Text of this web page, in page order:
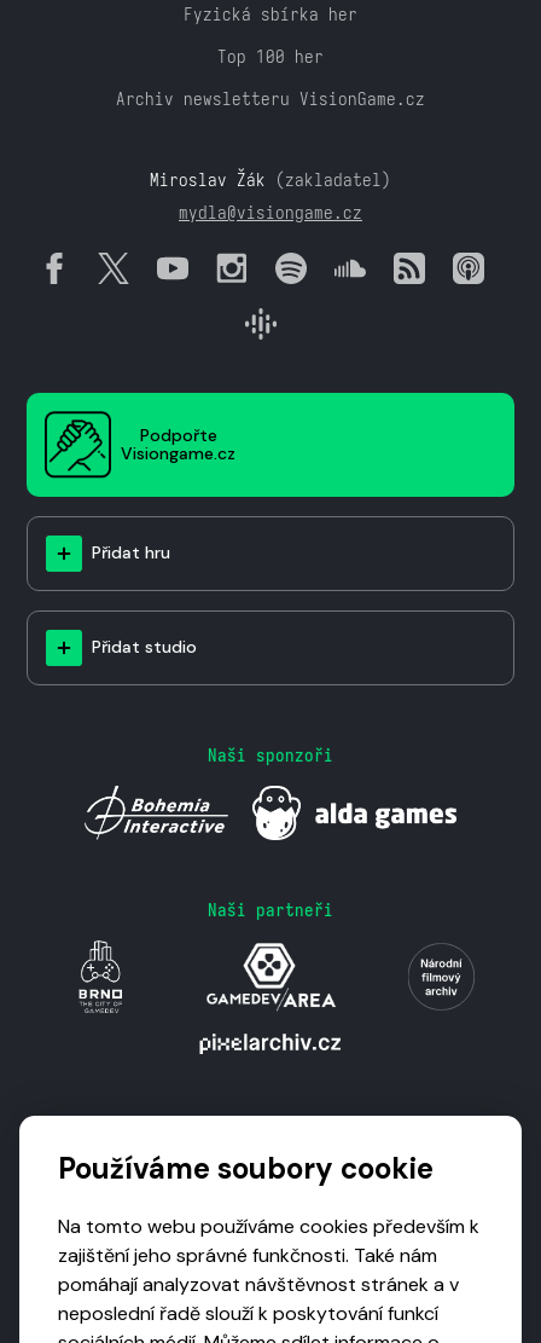
Fyzická sbírka her
Top 100 her
Archiv newsletteru VisionGame.cz
Miroslav Žák (zakladatel)
mydla@visiongame.cz
Podpořte
Visiongame.cz
Přidat hru
Přidat studio
Naši sponzoři
Naši partneři
Používáme soubory cookie
Na tomto webu používáme cookies především k
zajištění jeho správné funkčnosti. Také nám
pomáhají analyzovat návštěvnost stránek a v
neposlední řadě slouží k poskytování funkcí